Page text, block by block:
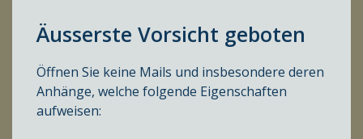
Äusserste Vorsicht geboten
Öffnen Sie keine Mails und insbesondere deren
Anhänge, welche folgende Eigenschaften
aufweisen: